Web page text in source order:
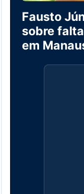
Fausto
sobre
em